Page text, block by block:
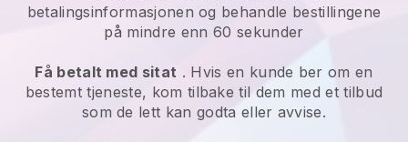
betalingsinformasjonen og behandle bestillingene
på mindre enn 60 sekunder
Få betalt med sitat . Hvis en kunde ber om en
bestemt tjeneste, kom tilbake til dem med et tilbud
som de lett kan godta eller avvise.